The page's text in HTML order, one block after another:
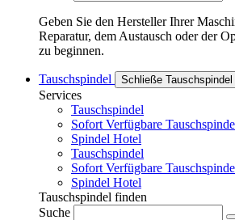
Geben Sie den Hersteller Ihrer
Reparatur, dem Austausch oder der
zu beginnen.
Tauschspindel Schließe Tauschspindel
Services
Tauschspindel
Sofort Verfügbare
Spindel Hotel
Tauschspindel
Sofort Verfügbare
Spindel Hotel
Tauschspindel finden
Suche